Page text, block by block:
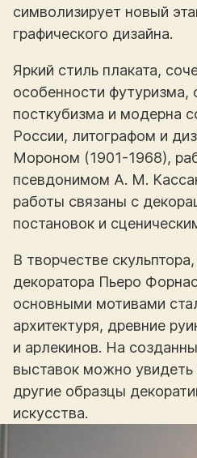
символизирует новый
графического дизайна.
Яркий стиль плаката,
особенности футуризма,
посткубизма и модерна
России, литографом и
Мороном (1901-1968),
псевдонимом А. М.
работы связаны с
постановок и
В творчестве
декоратора Пьеро
основными мотивами
архитектуря, древние
и арлекинов. На
выставок можно увидеть
другие образцы
искусства.